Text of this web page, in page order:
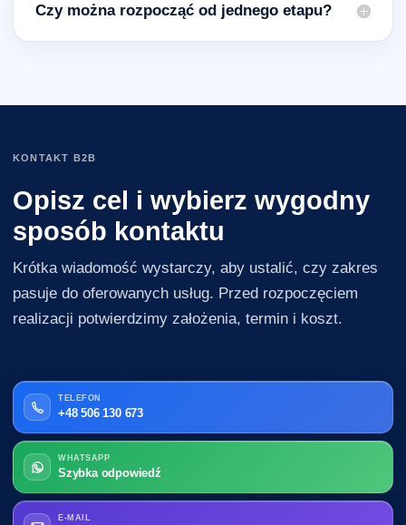
Czy można rozpocząć od jednego etapu?
KONTAKT B2B
Opisz cel i wybierz wygodny
sposób kontaktu
Krótka wiadomość wystarczy, aby ustalić, czy zakres
pasuje do oferowanych usług. Przed rozpoczęciem
realizacji potwierdzimy założenia, termin i koszt.
TELEFON
+48 506 130 673
WHATSAPP
Szybka odpowiedź
E-MAIL